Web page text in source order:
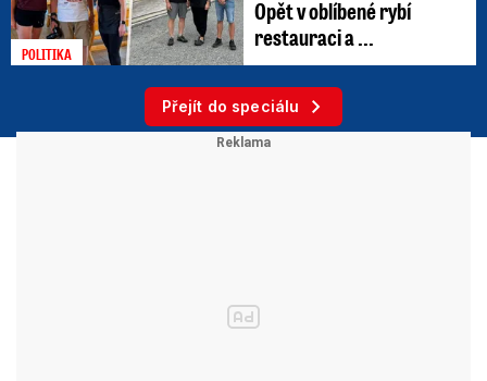
POLITIKA
Opět v oblíbené rybí
restauraci a ...
Přejít do speciálu